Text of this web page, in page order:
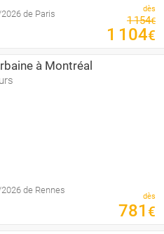
de Paris dès
1154€
1 104€
à Montréal
de Rennes
dès
781 €